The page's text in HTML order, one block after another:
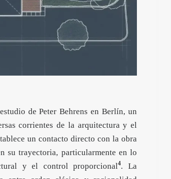
de Peter Behrens en Berlín, un
corrientes de la arquitectura y el
un contacto directo con la obra
su trayectoria, particularmente en lo
y el control proporcional4. La